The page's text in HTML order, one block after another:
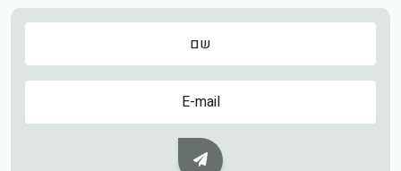
שם
שם
Subscribe Button